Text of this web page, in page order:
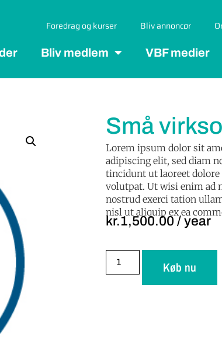
Foredrag og kurser Bliv annoncør
Bliv medlem VBF medier
Små
Lorem ipsum dolor sit
adipiscing elit, sed diam
tincidunt ut laoreet dolore
volutpat. Ut wisi enim ad
nostrud exerci tation
nisl ut aliquip ex ea
kr.1,500.00 / year
Køb nu